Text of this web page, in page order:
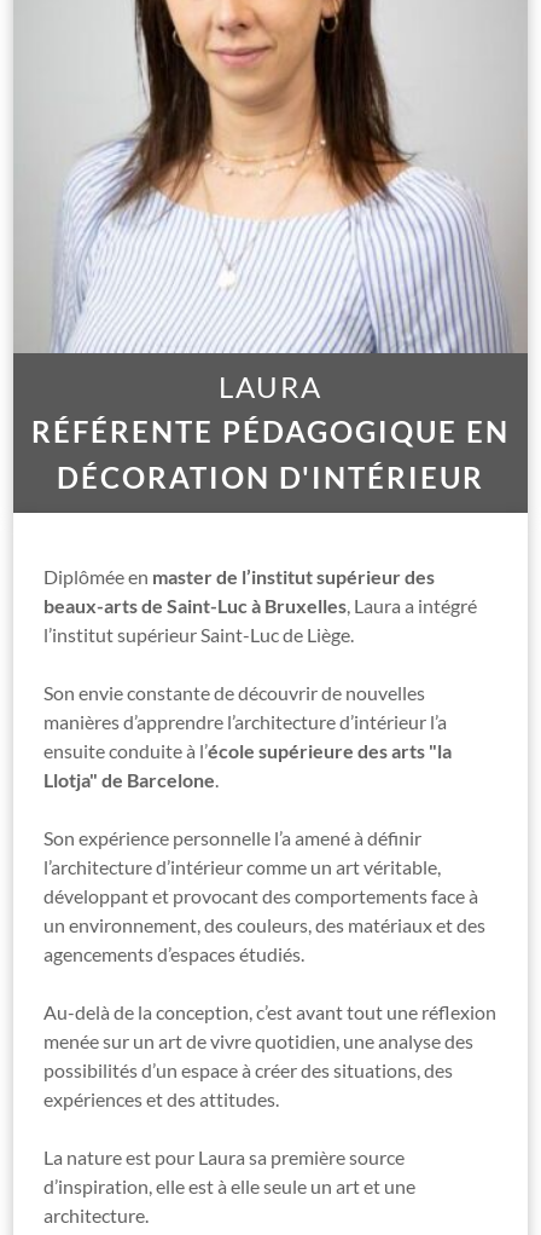
LAURA
RÉFÉRENTE PÉDAGOGIQUE EN
DÉCORATION D'INTÉRIEUR
Diplômée en master de l’institut supérieur des
beaux-arts de Saint-Luc à Bruxelles, Laura a intégré
l’institut supérieur Saint-Luc de Liège.
Son envie constante de découvrir de nouvelles
manières d’apprendre l’architecture d’intérieur l’a
ensuite conduite à l’école supérieure des arts "la
Llotja" de Barcelone.
Son expérience personnelle l’a amené à définir
l’architecture d’intérieur comme un art véritable,
développant et provocant des comportements face à
un environnement, des couleurs, des matériaux et des
agencements d’espaces étudiés.
Au-delà de la conception, c’est avant tout une réflexion
menée sur un art de vivre quotidien, une analyse des
possibilités d’un espace à créer des situations, des
expériences et des attitudes.
La nature est pour Laura sa première source
d’inspiration, elle est à elle seule un art et une
architecture.